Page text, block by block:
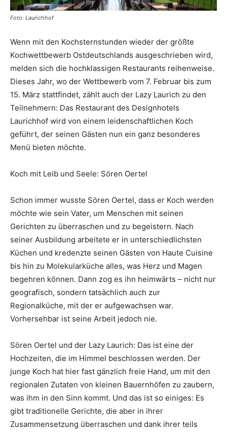
Foto: Laurichhof
Wenn mit den Kochsternstunden wieder der größte
Kochwettbewerb Ostdeutschlands ausgeschrieben wird,
melden sich die hochklassigen Restaurants reihenweise.
Dieses Jahr, wo der Wettbewerb vom 7. Februar bis zum
15. März stattfindet, zählt auch der Lazy Laurich zu den
Teilnehmern: Das Restaurant des Designhotels
Laurichhof wird von einem leidenschaftlichen Koch
geführt, der seinen Gästen nun ein ganz besonderes
Menü bieten möchte.
Koch mit Leib und Seele: Sören Oertel
Schon immer wusste Sören Oertel, dass er Koch werden
möchte wie sein Vater, um Menschen mit seinen
Gerichten zu überraschen und zu begeistern. Nach
seiner Ausbildung arbeitete er in unterschiedlichsten
Küchen und kredenzte seinen Gästen von Haute Cuisine
bis hin zu Molekularküche alles, was Herz und Magen
begehren können. Dann zog es ihn heimwärts – nicht nur
geografisch, sondern tatsächlich auch zur
Regionalküche, mit der er aufgewachsen war.
Vorhersehbar ist seine Arbeit jedoch nie.
Sören Oertel und der Lazy Laurich: Das ist eine der
Hochzeiten, die im Himmel beschlossen werden. Der
junge Koch hat hier fast gänzlich freie Hand, um mit den
regionalen Zutaten von kleinen Bauernhöfen zu zaubern,
was ihm in den Sinn kommt. Und das ist so einiges: Es
gibt traditionelle Gerichte, die aber in ihrer
Zusammensetzung überraschen und dank ihrer teils